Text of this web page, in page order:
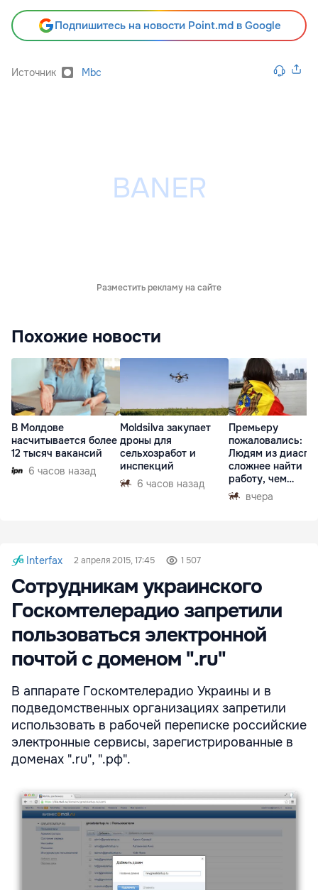
Подпишитесь на новости Point.md в Google
Источник Mbc
Разместить рекламу на сайте
Похожие новости
В Молдове
насчитывается более
12 тысяч вакансий
6 часов назад
Moldsilva закупает
дроны для
сельхозработ и
инспекций
6 часов назад
Премьеру
пожаловались:
Людям из
сложнее найти
работу, чем
гастарбайтерам
вчера
Interfax 2 апреля 2015, 17:45 1 507
Сотрудникам украинского
Госкомтелерадио запретили
пользоваться электронной
почтой с доменом ".ru"
В аппарате Госкомтелерадио Украины и в
подведомственных организациях запретили
использовать в рабочей переписке российские
электронные сервисы, зарегистрированные в
доменах ".ru", ".рф".